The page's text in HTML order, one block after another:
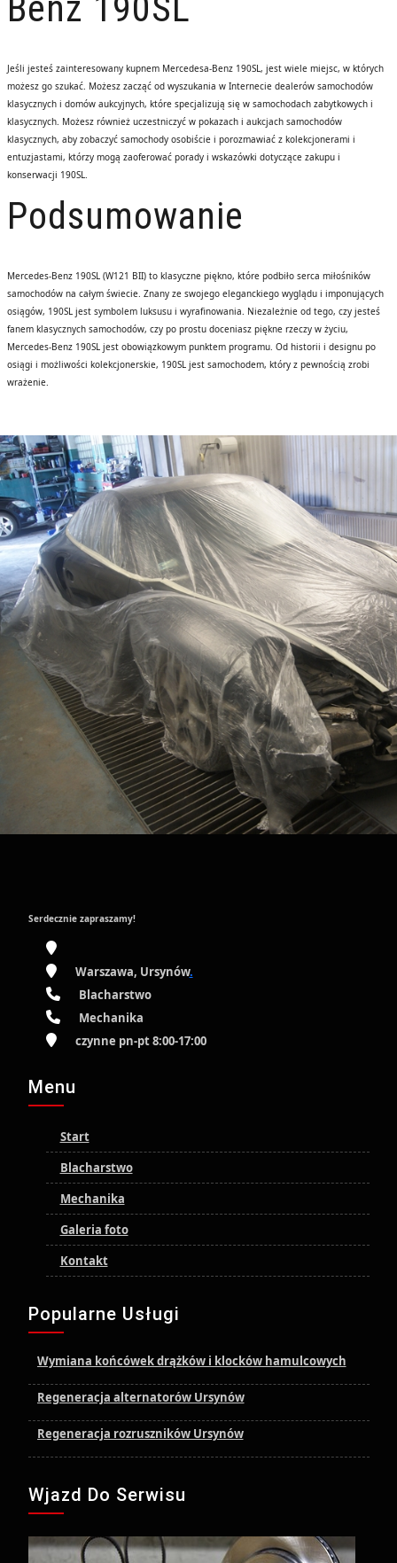
Jeśli jesteś zainteresowany kupnem Mercedesa-Benz 190SL, jest wiele miejsc, w których
możesz go szukać. Możesz zacząć od wyszukania w Internecie dealerów samochodów
klasycznych i domów aukcyjnych, które specjalizują się w samochodach zabytkowych i
klasycznych. Możesz również uczestniczyć w pokazach i aukcjach samochodów
klasycznych, aby zobaczyć samochody osobiście i porozmawiać z kolekcjonerami i
entuzjastami, którzy mogą zaoferować porady i wskazówki dotyczące zakupu i
konserwacji 190SL.
Podsumowanie
Mercedes-Benz 190SL (W121 BII) to klasyczne piękno, które podbiło serca miłośników
samochodów na całym świecie. Znany ze swojego eleganckiego wyglądu i imponujących
osiągów, 190SL jest symbolem luksusu i wyrafinowania. Niezależnie od tego, czy jesteś
fanem klasycznych samochodów, czy po prostu doceniasz piękne rzeczy w życiu,
Mercedes-Benz 190SL jest obowiązkowym punktem programu. Od historii i designu po
osiągi i możliwości kolekcjonerskie, 190SL jest samochodem, który z pewnością zrobi
wrażenie.
Serdecznie zapraszamy!
Warszawa, Ursynów.
Blacharstwo
Mechanika
czynne pn-pt 8:00-17:00
Menu
Start
Blacharstwo
Mechanika
Galeria foto
Kontakt
Popularne Usługi
Wymiana końcówek drążków i klocków hamulcowych
Regeneracja alternatorów Ursynów
Regeneracja rozruszników Ursynów
Wjazd Do Serwisu